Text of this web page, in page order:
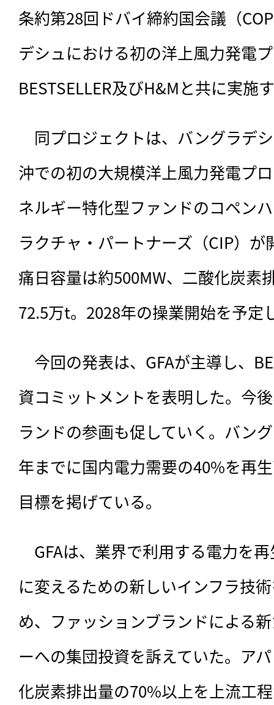
条約第28回ドバイ締約国会議（
デシュにおける初の洋上風力発電
BESTSELLER及びH&Mと共に実施
同プロジェクトは、 バングラデ
沖での初の大規模洋上風力発電プ
ネルギー特化型ファンドのコペン
ラクチャ・パートナーズ（CIP）
痛日容量は約500MW、二酸化炭素
72.5万t。2028年の操業開始を予定
今回の発表は、GFAが主導し、
資コミットメントを表明した。今
ランドの参画も促していく。バン
年までに国内電力需要の40%を再
目標を掲げている。
GFAは、業界で利用する電力を
に変えるための新しいインフラ技
め、ファッションブランドによる
ーへの集団投資を訴えていた。ア
化炭素排出量の70%以上を上流工